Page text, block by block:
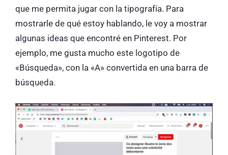
que me permita jugar con la tipografía. Para
mostrarle de qué estoy hablando, le voy a mostrar
algunas ideas que encontré en Pinterest. Por
ejemplo, me gusta mucho este logotipo de
«Búsqueda», con la «A» convertida en una barra de
búsqueda.